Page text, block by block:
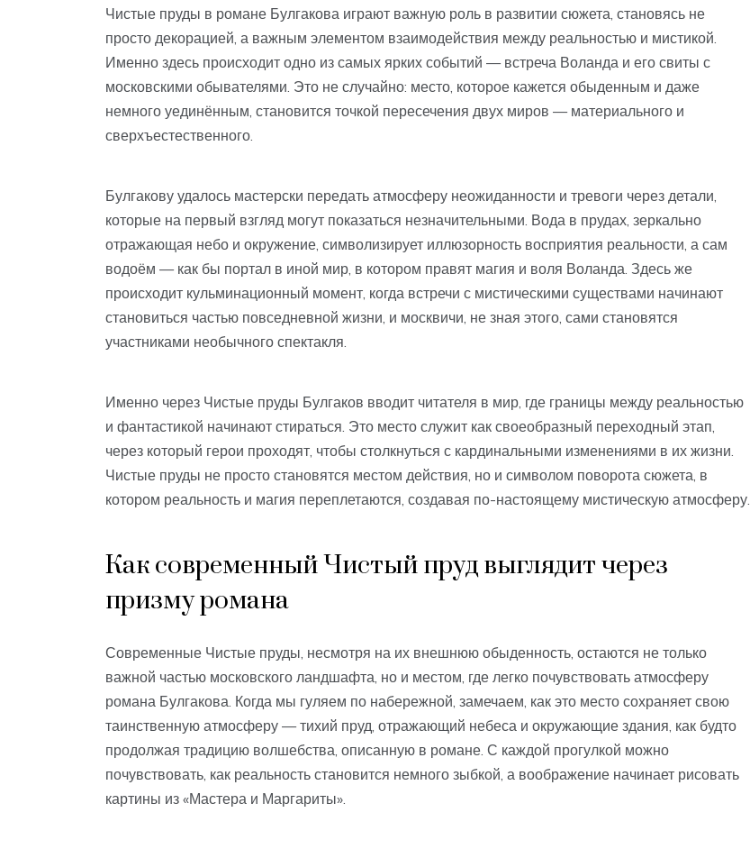
Чистые пруды в романе Булгакова играют важную роль в развитии сюжета, становясь не
просто декорацией, а важным элементом взаимодействия между реальностью и мистикой.
Именно здесь происходит одно из самых ярких событий — встреча Воланда и его свиты с
московскими обывателями. Это не случайно: место, которое кажется обыденным и даже
немного уединённым, становится точкой пересечения двух миров — материального и
сверхъестественного.
Булгакову удалось мастерски передать атмосферу неожиданности и тревоги через детали,
которые на первый взгляд могут показаться незначительными. Вода в прудах, зеркально
отражающая небо и окружение, символизирует иллюзорность восприятия реальности, а сам
водоём — как бы портал в иной мир, в котором правят магия и воля Воланда. Здесь же
происходит кульминационный момент, когда встречи с мистическими существами начинают
становиться частью повседневной жизни, и москвичи, не зная этого, сами становятся
участниками необычного спектакля.
Именно через Чистые пруды Булгаков вводит читателя в мир, где границы между реальностью
и фантастикой начинают стираться. Это место служит как своеобразный переходный этап,
через который герои проходят, чтобы столкнуться с кардинальными изменениями в их жизни.
Чистые пруды не просто становятся местом действия, но и символом поворота сюжета, в
котором реальность и магия переплетаются, создавая по-настоящему мистическую атмосферу.
Как современный Чистый пруд выглядит через
призму романа
Современные Чистые пруды, несмотря на их внешнюю обыденность, остаются не только
важной частью московского ландшафта, но и местом, где легко почувствовать атмосферу
романа Булгакова. Когда мы гуляем по набережной, замечаем, как это место сохраняет свою
таинственную атмосферу — тихий пруд, отражающий небеса и окружающие здания, как будто
продолжая традицию волшебства, описанную в романе. С каждой прогулкой можно
почувствовать, как реальность становится немного зыбкой, а воображение начинает рисовать
картины из «Мастера и Маргариты».